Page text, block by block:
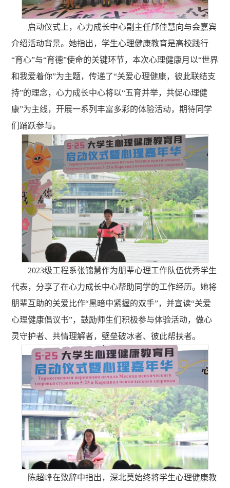
启动仪式上，心力成长中心副主任邝佳慧向与会嘉宾
介绍活动背景。她指出，学生心理健康教育是高校践行
“育心”与“育德”使命的关键环节，本次心理健康月以“世界
和我爱着你”为主题，传递了“关爱心理健康，彼此联结支
持”的理念，心力成长中心将以“五育并举，共促心理健
康”为主线，开展一系列丰富多彩的体验活动，期待同学
们踊跃参与。
2023级工程系张锦慧作为朋辈心理工作队伍优秀学生
代表，分享了在心力成长中心帮助同学的工作经历。她将
朋辈互助的关爱比作“黑暗中紧握的双手”，并宣读“关爱
心理健康倡议书”，鼓励师生们积极参与体验活动，做心
灵守护者、共情理解者，壁垒破冰者、彼此帮扶者。
陈超峰在致辞中指出，深北莫始终将学生心理健康教